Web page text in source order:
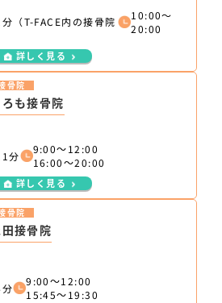
（T-FACE内の接骨院
10:00〜
20:00
詳しく見る
ろも接骨院
骨院
分
9:00～12:00
16:00～20:00
詳しく見る
接骨院
骨院
9:00～12:00
15:45～19:30